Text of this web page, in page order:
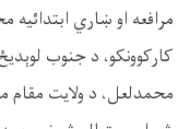
مرافعه او ښاري ابتدائيه
کارکوونکو، د جنوب
محمدلعل، د ولایت مقام